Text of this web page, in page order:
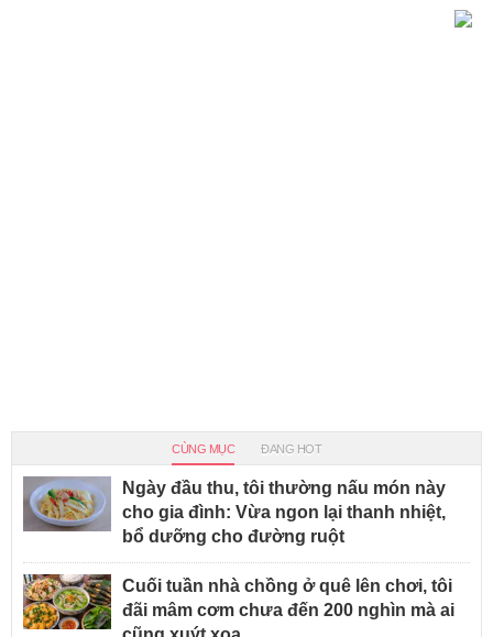
CÙNG MỤC ĐANG HOT
Ngày đầu thu, tôi thường nấu món này
cho gia đình: Vừa ngon lại thanh nhiệt,
bổ dưỡng cho đường ruột
Cuối tuần nhà chồng ở quê lên chơi, tôi
đãi mâm cơm chưa đến 200 nghìn mà ai